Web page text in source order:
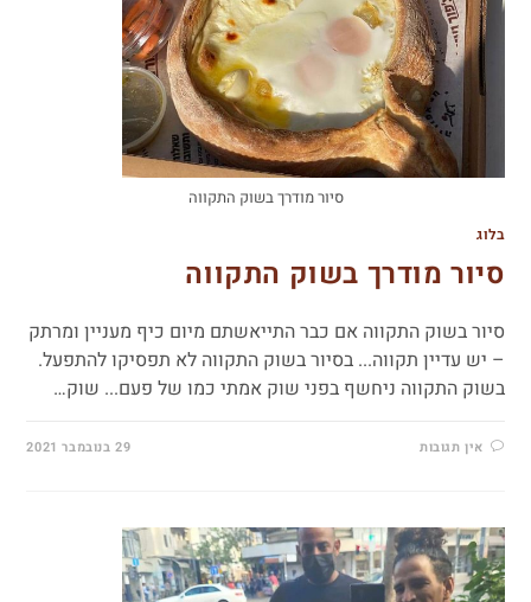
סיור מודרך בשוק התקווה
בלוג
סיור מודרך בשוק התקווה
סיור בשוק התקווה אם כבר התייאשתם מיום כיף מעניין ומרתק
– יש עדיין תקווה... בסיור בשוק התקווה לא תפסיקו להתפעל.
בשוק התקווה ניחשף בפני שוק אמתי כמו של פעם... שוק…
אין תגובות 29 בנובמבר 2021